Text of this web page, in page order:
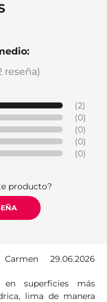
reseña)
(2)
(0)
(0)
(0)
(0)
producto?
Carmen 29.06.2026
en superficies más
lima de manera